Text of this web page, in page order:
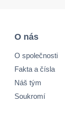
O nás
O společnosti
Fakta a čísla
Náš tým
Soukromí